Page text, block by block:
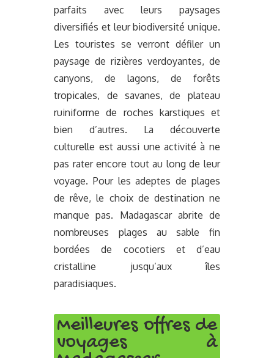
parfaits avec leurs paysages
diversifiés et leur biodiversité unique.
Les touristes se verront défiler un
paysage de rizières verdoyantes, de
canyons, de lagons, de forêts
tropicales, de savanes, de plateau
ruiniforme de roches karstiques et
bien d’autres. La découverte
culturelle est aussi une activité à ne
pas rater encore tout au long de leur
voyage. Pour les adeptes de plages
de rêve, le choix de destination ne
manque pas. Madagascar abrite de
nombreuses plages au sable fin
bordées de cocotiers et d’eau
cristalline jusqu’aux îles
paradisiaques.
Meilleures offres de
voyages à